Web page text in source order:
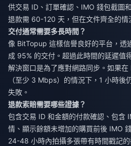
供交易 ID、訂單確認、IMO 錢包截圖
退款需 60-120 天，但在文件齊全的情
交付通常需要多長時間？
像 BitTopup 這樣信譽良好的平台，透
成 95% 的交付。超過此時間的延遲值
解決窗口是為了應對網路同步。如果
（至少 3 Mbps）的情況下，1 小時後
失敗。
退款索賠需要哪些證據？
包含交易 ID 和金額的付款確認、包含
情、顯示餘額未增加的購買前後 IMO
24-48 小時內拍攝多張帶有時間戳記